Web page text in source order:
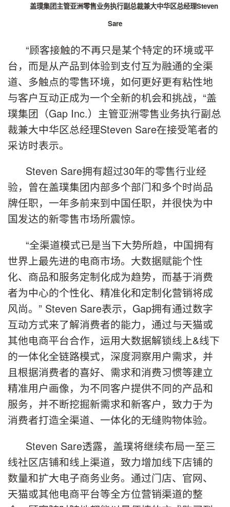
盖璞集团主管亚洲零售业务执行副总裁兼大中华区总经理Steven
Sare
“顾客接触的不再只是某个特定的环境或平
台，而是从产品到体验到支付互为融通的全渠
道、多触点的零售环境，如何更好更有粘性地
与客户互动正成为一个全新的机会和挑战，“盖
璞集团（Gap Inc.）主管亚洲零售业务执行副总
裁兼大中华区总经理Steven Sare在接受笔者的
采访时表示。
Steven Sare拥有超过30年的零售行业经
验，曾在盖璞集团内部多个部门和多个时尚品
牌任职，一年多前来到中国任职，并很快为中
国发达的新零售市场所震惊。
“全渠道模式已是当下大势所趋，中国拥有
世界上最先进的电商市场。大数据赋能个性
化、商品和服务定制化成为趋势，而基于消费
者为中心的个性化、精准化和定制化营销将成
风尚。” Steven Sare表示，Gap拥有通过数字
互动方式来了解消费者的能力，通过与天猫或
其他电商平台合作，运用大数据解锁线上&线下
的一体化全链路模式，深度洞察用户需求，并
且根据消费者的喜好、需求和消费习惯等建立
精准用户画像，为不同客户提供不同的产品和
服务，并不断挖掘新需求和新客户，致力于为
消费者打造全渠道、一体化的无缝购物体验。
Steven Sare透露，盖璞将继续布局一至三
线社区店铺和线上渠道，致力增加线下店铺的
数量和扩大电子商务业务。通过门店、官网、
天猫或其他电商平台等全方位营销渠道的整